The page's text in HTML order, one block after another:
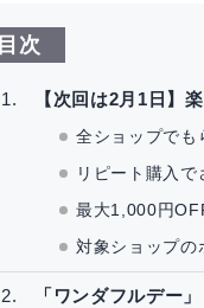
目次
【次回は2月1日】
全ショップでも
リピート購入
最大1,000円
対象ショップの
「ワンダフルデー